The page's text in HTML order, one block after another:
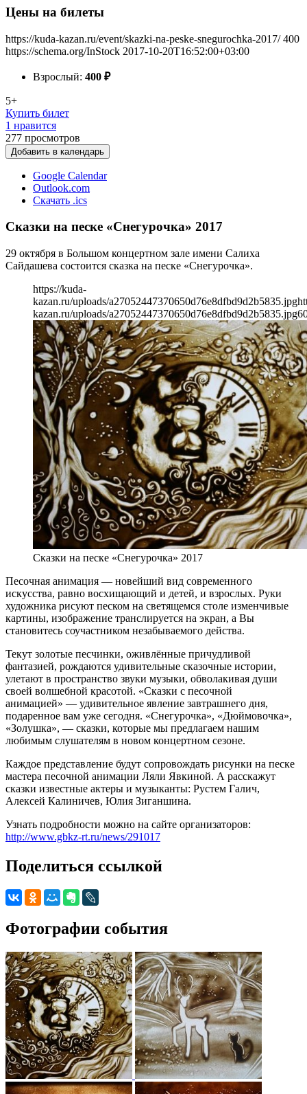
Цены на билеты
https://kuda-kazan.ru/event/skazki-na-peske-snegurochka-2017/ 400
https://schema.org/InStock 2017-10-20T16:52:00+03:00
Взрослый: 400 ₽
5+
Купить билет
1 нравится
277 просмотров
Добавить в календарь
Google Calendar
Outlook.com
Скачать .ics
Сказки на песке «Снегурочка» 2017
29 октября в Большом концертном зале имени Салиха
Сайдашева состоится сказка на песке «Снегурочка».
https://kuda-
kazan.ru/uploads/a27052447370650d76e8dfbd9d2b5835.jpg
kazan.ru/uploads/a27052447370650d76e8dfbd9d2b5835.jpg
Сказки на песке «Снегурочка» 2017
Песочная анимация — новейший вид современного
искусства, равно восхищающий и детей, и взрослых. Руки
художника рисуют песком на светящемся столе изменчивые
картины, изображение транслируется на экран, а Вы
становитесь соучастником незабываемого действа.
Текут золотые песчинки, оживлённые причудливой
фантазией, рождаются удивительные сказочные истории,
улетают в пространство звуки музыки, обволакивая души
своей волшебной красотой. «Сказки с песочной
анимацией» — удивительное явление завтрашнего дня,
подаренное вам уже сегодня. «Снегурочка», «Дюймовочка»,
«Золушка», — сказки, которые мы предлагаем нашим
любимым слушателям в новом концертном сезоне.
Каждое представление будут сопровождать рисунки на песке
мастера песочной анимации Ляли Явкиной. А расскажут
сказки известные актеры и музыканты: Рустем Галич,
Алексей Калиничев, Юлия Зиганшина.
Узнать подробности можно на сайте организаторов:
http://www.gbkz-rt.ru/news/291017
Поделиться ссылкой
Фотографии события